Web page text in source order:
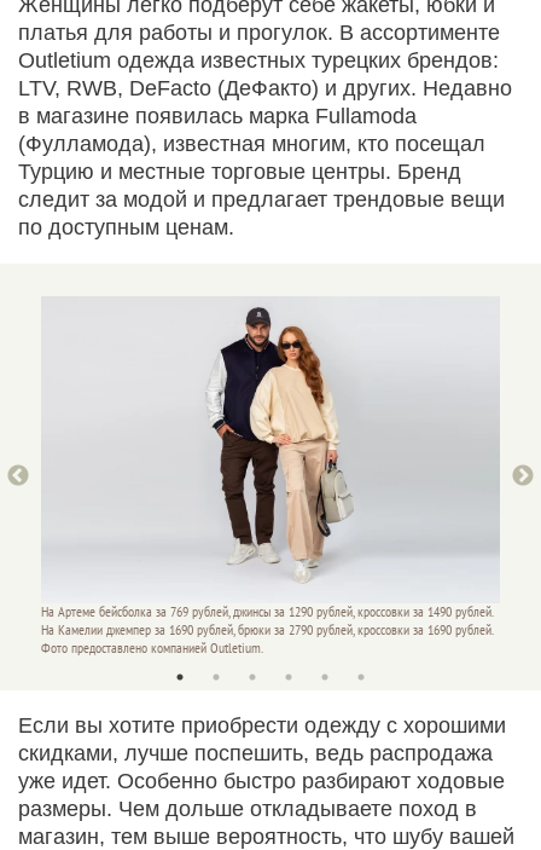
платья для работы и прогулок. В ассортименте
Outletium одежда известных турецких брендов:
LTV, RWB, DeFacto (ДеФакто) и других. Недавно
в магазине появилась марка Fullamoda
(Фулламода), известная многим, кто посещал
Турцию и местные торговые центры. Бренд
следит за модой и предлагает трендовые вещи
по доступным ценам.
На Артеме бейсболка за 769 рублей, джинсы за 1290 рублей, кроссовки за 1490 рублей.
На Камелии джемпер за 1690 рублей, брюки за 2790 рублей, кроссовки за 1690 рублей.
Фото предоставлено компанией Outletium.
Если вы хотите приобрести одежду с хорошими
скидками, лучше поспешить, ведь распродажа
уже идет. Особенно быстро разбирают ходовые
размеры. Чем дольше откладываете поход в
магазин, тем выше вероятность, что шубу вашей